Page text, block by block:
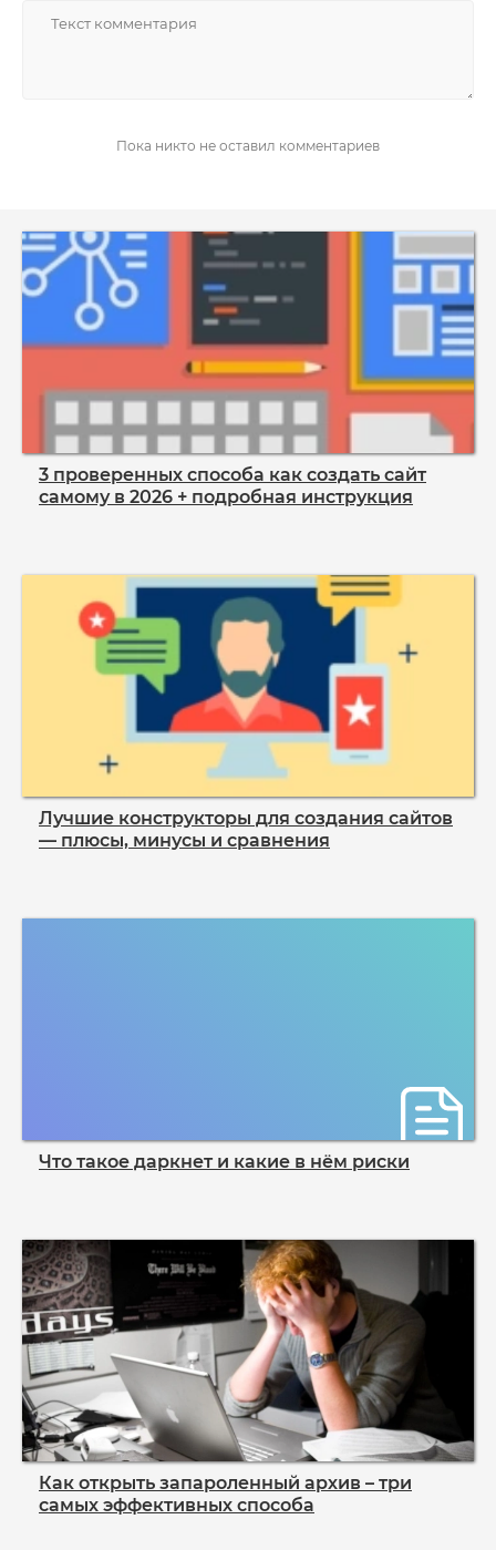
Пока никто не оставил комментариев
3 проверенных способа как создать сайт
самому в 2026 + подробная инструкция
Лучшие конструкторы для создания сайтов
— плюсы, минусы и сравнения
Что такое даркнет и какие в нём риски
Как открыть запароленный архив – три
самых эффективных способа